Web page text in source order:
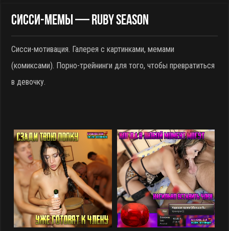
СИССИ-МЕМЫ — RUBY SEASON
Сисси-мотивация. Галерея с картинками, мемами
(комиксами). Порно-трейнинги для того, чтобы превратиться
в девочку.